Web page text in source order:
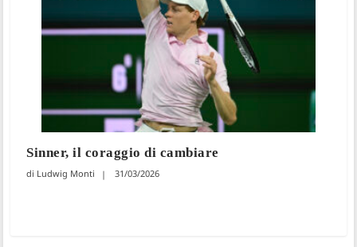
Sinner, il coraggio di cambiare
Ludwig Monti 31/03/2026